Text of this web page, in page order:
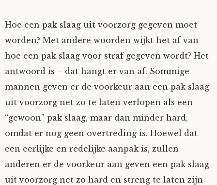
Hoe een pak slaag uit voorzorg gegeven moet
worden? Met andere woorden wijkt het af van
hoe een pak slaag voor straf gegeven wordt? Het
antwoord is – dat hangt er van af. Sommige
mannen geven er de voorkeur aan een pak slaag
uit voorzorg net zo te laten verlopen als een
“gewoon” pak slaag, maar dan minder hard,
omdat er nog geen overtreding is. Hoewel dat
een eerlijke en redelijke aanpak is, zullen
anderen er de voorkeur aan geven een pak slaag
uit voorzorg net zo hard en streng te laten zijn